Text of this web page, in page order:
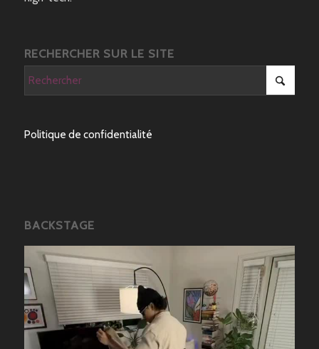
RECHERCHER SUR LE SITE
Politique de confidentialité
BACKSTAGE